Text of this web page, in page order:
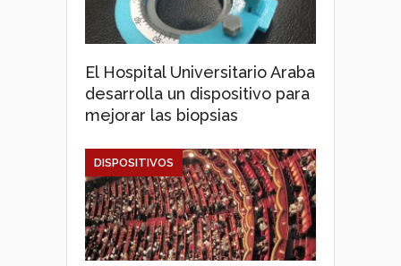
El Hospital Universitario Araba
desarrolla un dispositivo para
mejorar las biopsias
DISPOSITIVOS